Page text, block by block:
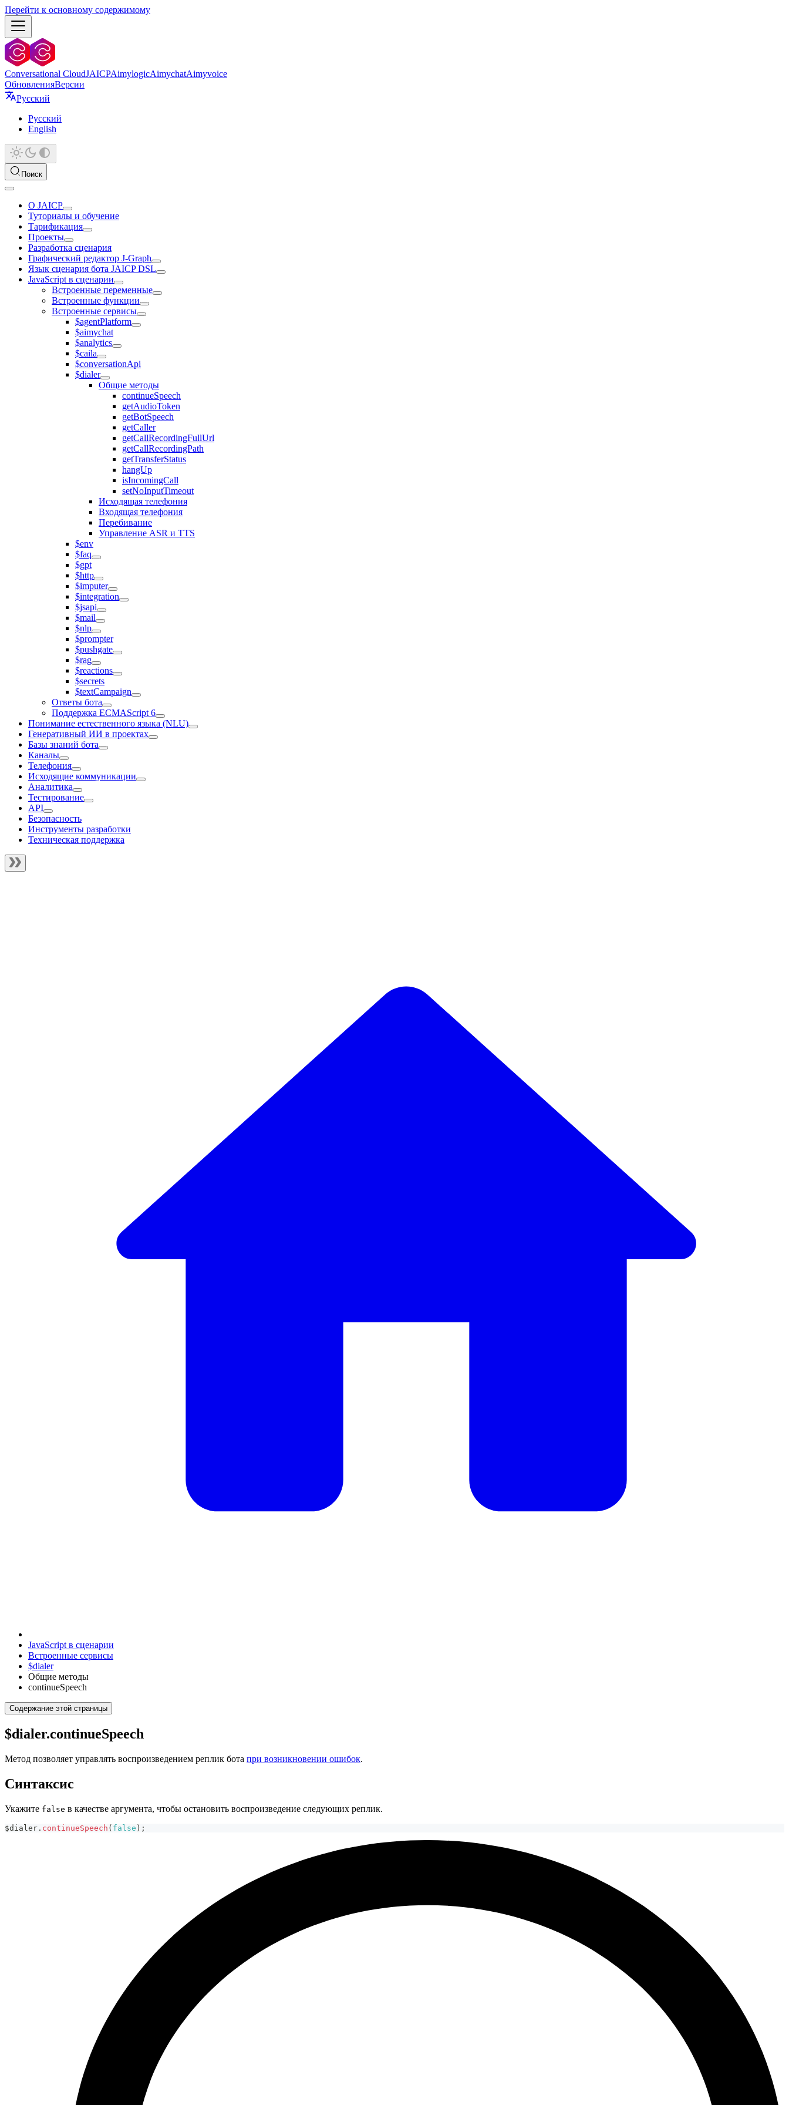
Перейти к основному содержимому
Conversational CloudJAICPAimylogicAimychatAimyvoice
ОбновленияВерсии
Русский
Русский
English
Поиск
О JAICP
Туториалы и обучение
Тарификация
Проекты
Разработка сценария
Графический редактор J‑Graph
Язык сценария бота JAICP DSL
JavaScript в сценарии
Встроенные переменные
Встроенные функции
Встроенные сервисы
$agentPlatform
$aimychat
$analytics
$caila
$conversationApi
$dialer
Общие методы
continueSpeech
getAudioToken
getBotSpeech
getCaller
getCallRecordingFullUrl
getCallRecordingPath
getTransferStatus
hangUp
isIncomingCall
setNoInputTimeout
Исходящая телефония
Входящая телефония
Перебивание
Управление ASR и TTS
$env
$faq
$gpt
$http
$imputer
$integration
$jsapi
$mail
$nlp
$prompter
$pushgate
$rag
$reactions
$secrets
$textCampaign
Ответы бота
Поддержка ECMAScript 6
Понимание естественного языка (NLU)
Генеративный ИИ в проектах
Базы знаний бота
Каналы
Телефония
Исходящие коммуникации
Аналитика
Тестирование
API
Безопасность
Инструменты разработки
Техническая поддержка
JavaScript в сценарии
Встроенные сервисы
$dialer
Общие методы
continueSpeech
Содержание этой страницы
$dialer.continueSpeech
Метод позволяет управлять воспроизведением реплик бота при возникновении ошибок.
Синтаксис
Укажите false в качестве аргумента, чтобы остановить воспроизведение следующих реплик.
$dialer . continueSpeech ( false ) ;